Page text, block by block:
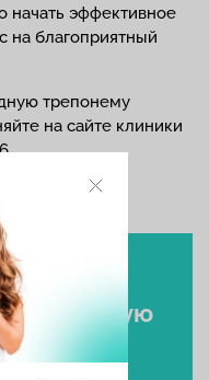
начать эффективное
на благоприятный
трепонему
на сайте клиники
на бледную